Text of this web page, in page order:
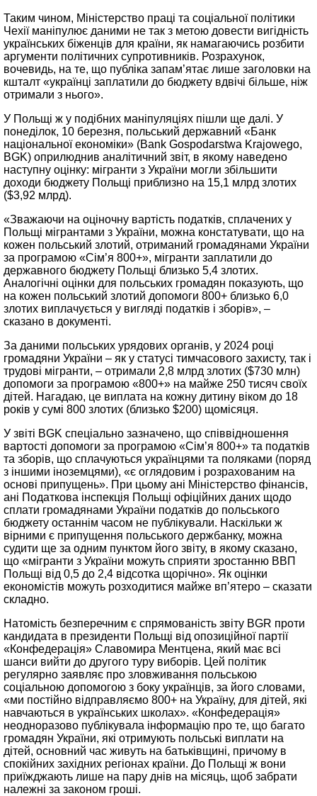
Таким чином, Міністерство праці та соціальної політики
Чехії маніпулює даними не так з метою довести вигідність
українських біженців для країни, як намагаючись розбити
аргументи політичних супротивників. Розрахунок,
вочевидь, на те, що публіка запам’ятає лише заголовки на
кшталт «українці заплатили до бюджету вдвічі більше, ніж
отримали з нього».
У Польщі ж у подібних маніпуляціях пішли ще далі. У
понеділок, 10 березня, польський державний «Банк
національної економіки» (Bank Gospodarstwa Krajowego,
BGK) оприлюднив аналітичний звіт, в якому наведено
наступну оцінку: мігранти з України могли збільшити
доходи бюджету Польщі приблизно на 15,1 млрд злотих
($3,92 млрд).
«Зважаючи на оціночну вартість податків, сплачених у
Польщі мігрантами з України, можна констатувати, що на
кожен польський злотий, отриманий громадянами України
за програмою «Сім’я 800+», мігранти заплатили до
державного бюджету Польщі близько 5,4 злотих.
Аналогічні оцінки для польських громадян показують, що
на кожен польський злотий допомоги 800+ близько 6,0
злотих виплачується у вигляді податків і зборів», –
сказано в документі.
За даними польських урядових органів, у 2024 році
громадяни України – як у статусі тимчасового захисту, так і
трудові мігранти, – отримали 2,8 млрд злотих ($730 млн)
допомоги за програмою «800+» на майже 250 тисяч своїх
дітей. Нагадаю, це виплата на кожну дитину віком до 18
років у сумі 800 злотих (близько $200) щомісяця.
У звіті BGK спеціально зазначено, що співвідношення
вартості допомоги за програмою «Сім’я 800+» та податків
та зборів, що сплачуються українцями та поляками (поряд
з іншими іноземцями), «є оглядовим і розрахованим на
основі припущень». При цьому ані Міністерство фінансів,
ані Податкова інспекція Польщі офіційних даних щодо
сплати громадянами України податків до польського
бюджету останнім часом не публікували. Наскільки ж
вірними є припущення польського держбанку, можна
судити ще за одним пунктом його звіту, в якому сказано,
що «мігранти з України можуть сприяти зростанню ВВП
Польщі від 0,5 до 2,4 відсотка щорічно». Як оцінки
економістів можуть розходитися майже вп’ятеро – сказати
складно.
Натомість безперечним є спрямованість звіту BGR проти
кандидата в президенти Польщі від опозиційної партії
«Конфедерація» Славомира Ментцена, який має всі
шанси вийти до другого туру виборів. Цей політик
регулярно заявляє про зловживання польською
соціальною допомогою з боку українців, за його словами,
«ми постійно відправляємо 800+ на Україну, для дітей, які
навчаються в українських школах». «Конфедерація»
неодноразово публікувала інформацію про те, що багато
громадян України, які отримують польські виплати на
дітей, основний час живуть на батьківщині, причому в
спокійних західних регіонах країни. До Польщі ж вони
приїжджають лише на пару днів на місяць, щоб забрати
належні за законом гроші.